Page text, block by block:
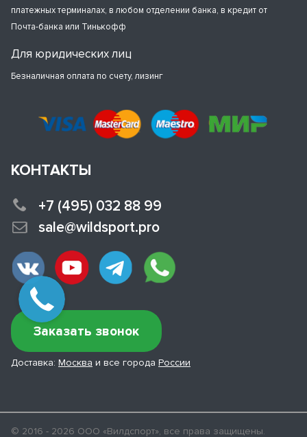
платежных терминалах, в любом отделении банка, в кредит от
Почта-банка или Тинькофф
Для юридических лиц
Безналичная оплата по счету, лизинг
КОНТАКТЫ
+7 (495) 032 88 99
sale@wildsport.pro
Заказать звонок
Доставка: Москва и все города России
© 2016 - 2026 ООО «Вилдспорт», все права защищены.